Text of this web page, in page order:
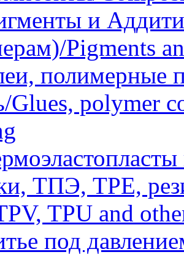
и
Pigments
полимерные
Glues, polymer
ТПЭ, TPE,
TPU and
под